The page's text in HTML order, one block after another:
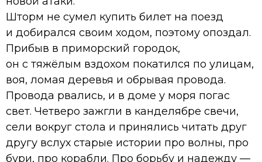
Шторм не сумел купить билет на поезд
и добирался своим ходом, поэтому опоздал.
Прибыв в приморский городок,
он с тяжёлым вздохом покатился по улицам,
воя, ломая деревья и обрывая провода.
Провода рвались, и в доме у моря погас
свет. Четверо зажгли в канделябре свечи,
сели вокруг стола и принялись читать друг
другу вслух старые истории про волны, про
бури, про корабли. Про борьбу и надежду —